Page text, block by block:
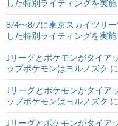
した特別ライティングを実施
8/4〜8/7に東京スカイツリ
した特別ライティングを実施
Jリーグとポケモンがタイア
ップポケモンはヨルノズク に
Jリーグとポケモンがタイア
ップポケモンはヨルノズク に
Jリーグとポケモンがタイア